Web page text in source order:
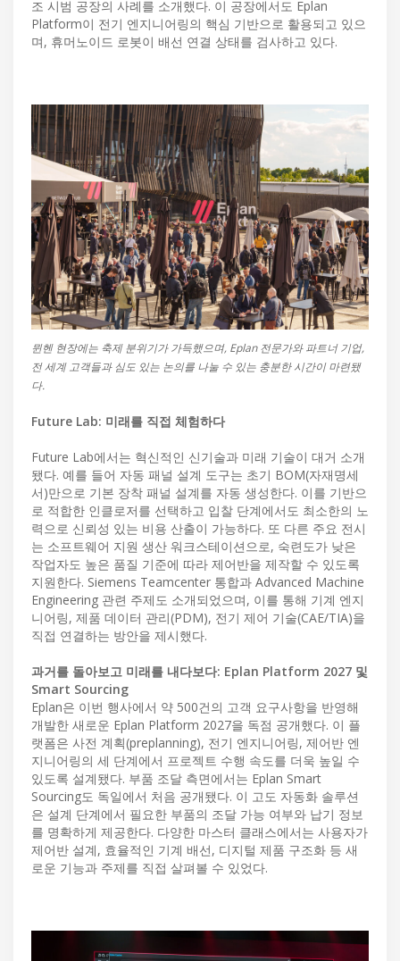
조 시범 공장의 사례를 소개했다. 이 공장에서도 Eplan
Platform이 전기 엔지니어링의 핵심 기반으로 활용되고 있으
며, 휴머노이드 로봇이 배선 연결 상태를 검사하고 있다.
뮌헨 현장에는 축제 분위기가 가득했으며, Eplan 전문가와 파트너 기업,
전 세계 고객들과 심도 있는 논의를 나눌 수 있는 충분한 시간이 마련됐
다.
Future Lab: 미래를 직접 체험하다
Future Lab에서는 혁신적인 신기술과 미래 기술이 대거 소개
됐다. 예를 들어 자동 패널 설계 도구는 초기 BOM(자재명세
서)만으로 기본 장착 패널 설계를 자동 생성한다. 이를 기반으
로 적합한 인클로저를 선택하고 입찰 단계에서도 최소한의 노
력으로 신뢰성 있는 비용 산출이 가능하다. 또 다른 주요 전시
는 소프트웨어 지원 생산 워크스테이션으로, 숙련도가 낮은
작업자도 높은 품질 기준에 따라 제어반을 제작할 수 있도록
지원한다. Siemens Teamcenter 통합과 Advanced Machine
Engineering 관련 주제도 소개되었으며, 이를 통해 기계 엔지
니어링, 제품 데이터 관리(PDM), 전기 제어 기술(CAE/TIA)을
직접 연결하는 방안을 제시했다.
과거를 돌아보고 미래를 내다보다: Eplan Platform 2027 및
Smart Sourcing
Eplan은 이번 행사에서 약 500건의 고객 요구사항을 반영해
개발한 새로운 Eplan Platform 2027을 독점 공개했다. 이 플
랫폼은 사전 계획(preplanning), 전기 엔지니어링, 제어반 엔
지니어링의 세 단계에서 프로젝트 수행 속도를 더욱 높일 수
있도록 설계됐다. 부품 조달 측면에서는 Eplan Smart
Sourcing도 독일에서 처음 공개됐다. 이 고도 자동화 솔루션
은 설계 단계에서 필요한 부품의 조달 가능 여부와 납기 정보
를 명확하게 제공한다. 다양한 마스터 클래스에서는 사용자가
제어반 설계, 효율적인 기계 배선, 디지털 제품 구조화 등 새
로운 기능과 주제를 직접 살펴볼 수 있었다.